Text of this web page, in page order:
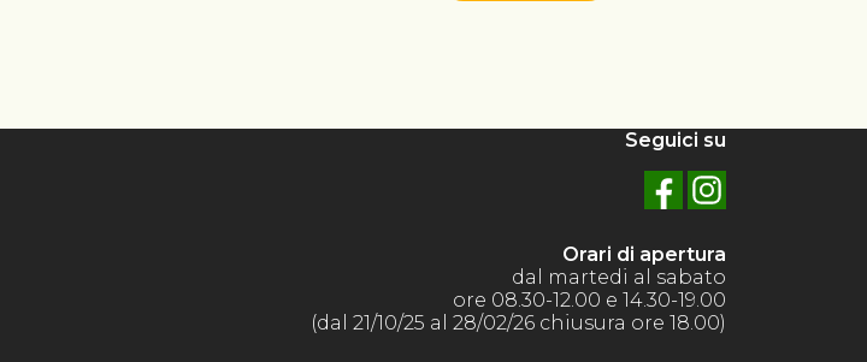
Seguici su
Orari di apertura
dal martedi al sabato
ore 08.30-12.00 e 14.30-19.00
(dal 21/10/25 al 28/02/26 chiusura ore 18.00)